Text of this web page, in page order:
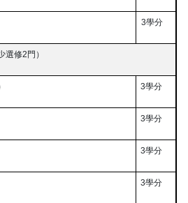
3學分
選修2門）
3學分
3學分
3學分
3學分